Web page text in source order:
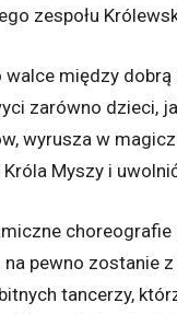
zespołu
między dobrą
zarówno dzieci,
wyrusza w
Króla Myszy i
pewno zostanie
tancerzy,